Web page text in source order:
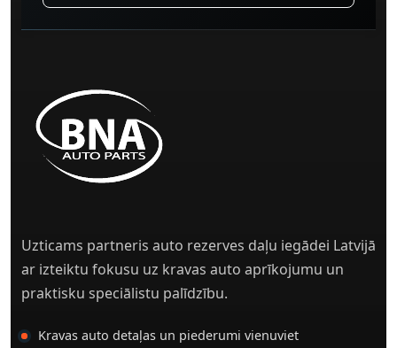
Uzticams partneris auto rezerves daļu iegādei Latvijā
ar izteiktu fokusu uz kravas auto aprīkojumu un
praktisku speciālistu palīdzību.
Kravas auto detaļas un piederumi vienuviet